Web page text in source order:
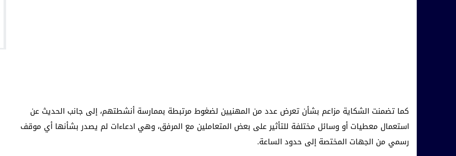
كما تضمنت الشكاية مزاعم بشأن تعرض عدد من المهنيين لضغوط مرتبطة بممارسة أنشطتهم، إلى جانب الحديث عن
استعمال معطيات أو وسائل مختلفة للتأثير على بعض المتعاملين مع المرفق، وهي ادعاءات لم يصدر بشأنها أي موقف
رسمي من الجهات المختصة إلى حدود الساعة.